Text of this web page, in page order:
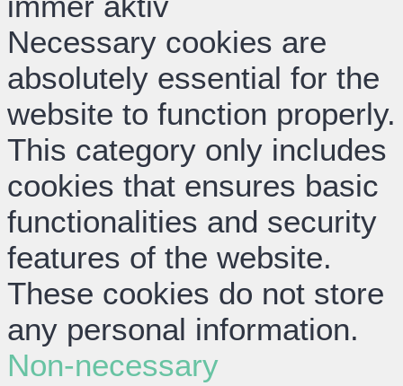
Necessary cookies are
absolutely essential for the
website to function properly.
This category only includes
cookies that ensures basic
functionalities and security
features of the website.
These cookies do not store
any personal information.
Non-necessary